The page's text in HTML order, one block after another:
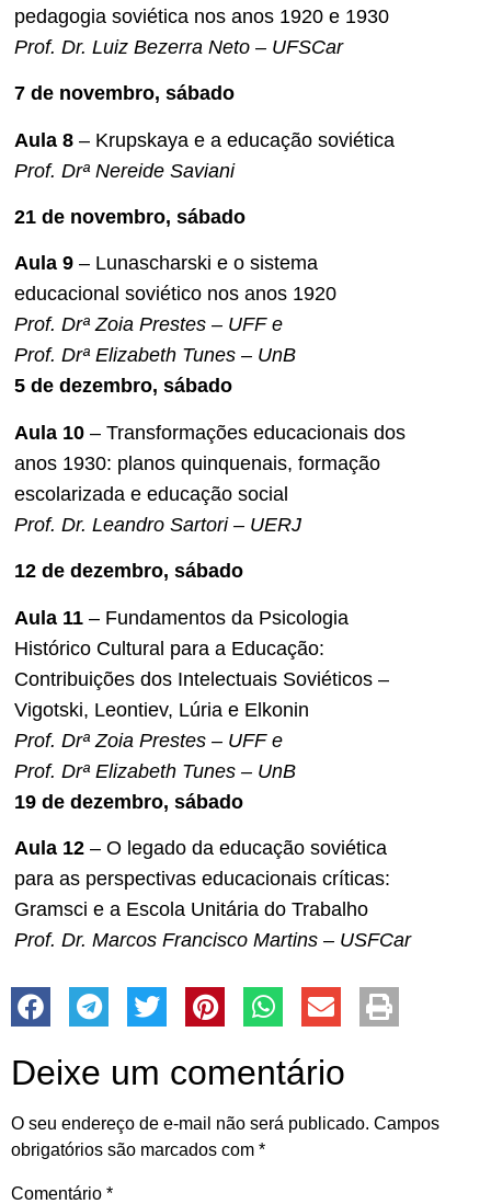
pedagogia soviética nos anos 1920 e 1930
Prof. Dr. Luiz Bezerra Neto – UFSCar
7 de novembro, sábado
Aula 8 – Krupskaya e a educação soviética
Prof. Drª Nereide Saviani
21 de novembro, sábado
Aula 9 – Lunascharski e o sistema
educacional soviético nos anos 1920
Prof. Drª Zoia Prestes – UFF e
Prof. Drª Elizabeth Tunes – UnB
5 de dezembro, sábado
Aula 10 – Transformações educacionais dos
anos 1930: planos quinquenais, formação
escolarizada e educação social
Prof. Dr. Leandro Sartori – UERJ
12 de dezembro, sábado
Aula 11 – Fundamentos da Psicologia
Histórico Cultural para a Educação:
Contribuições dos Intelectuais Soviéticos –
Vigotski, Leontiev, Lúria e Elkonin
Prof. Drª Zoia Prestes – UFF e
Prof. Drª Elizabeth Tunes – UnB
19 de dezembro, sábado
Aula 12 – O legado da educação soviética
para as perspectivas educacionais críticas:
Gramsci e a Escola Unitária do Trabalho
Prof. Dr. Marcos Francisco Martins – USFCar
Deixe um comentário
O seu endereço de e-mail não será publicado. Campos
obrigatórios são marcados com *
Comentário *